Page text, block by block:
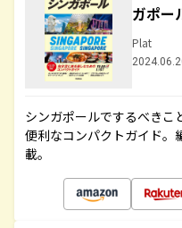
ガポー
Plat
シンガポールでするべきこ
便利なコンパクトガイド。
載。